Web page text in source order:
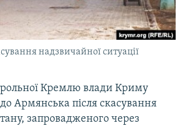
КРИМУнадзвичайної ситуації
Кремлю влади Криму
Армянська після скасування
запровадженого через